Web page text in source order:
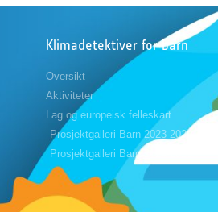
Klimadetektiver for barn
Oversikt
Aktiviteter
Lag og europeisk felleskart
Prosjektgalleri Barn 2023-2024
Prosjektgalleri Barn 2024-2025